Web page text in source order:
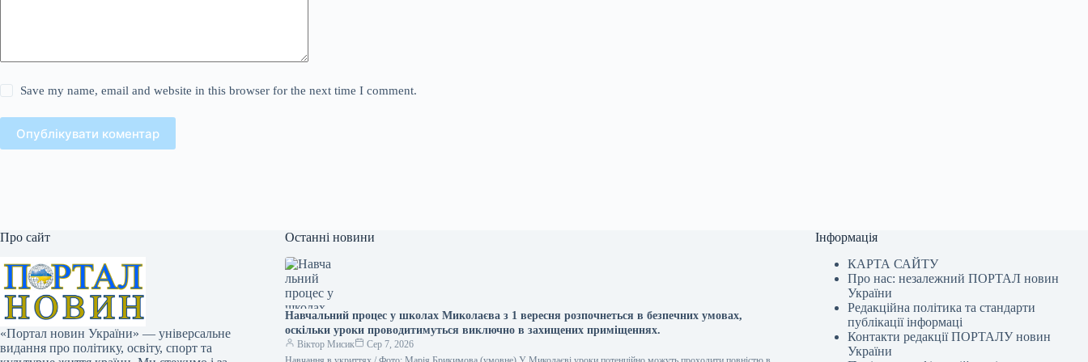
Save my name, email and website in this browser for the next time I comment.
Опублікувати коментар
Про сайт
«Портал новин України» — універсальне
видання про політику, освіту, спорт та
Останні новини
Навчальний процес у школах Миколаєва з 1 вересня розпочнеться в безпечних умовах,
оскільки уроки проводитимуться виключно в захищених приміщеннях.
Віктор Мисик
Сер 7, 2026
Інформація
КАРТА САЙТУ
Про нас: незалежний ПОРТАЛ новин
України
Редакційна політика та стандарти
публікації інформаці
Контакти редакції ПОРТАЛУ новин
України